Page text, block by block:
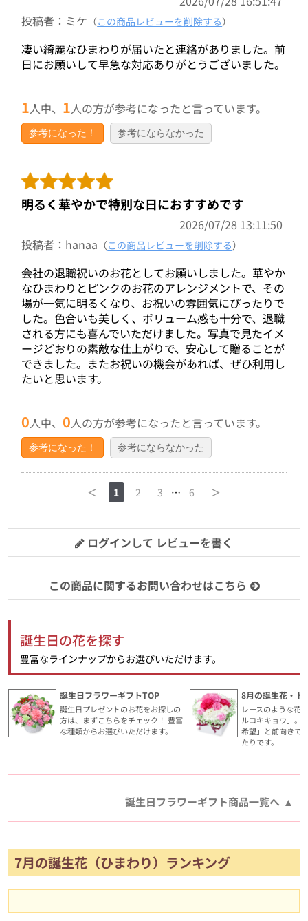
投稿者：ミケ （この商品レビューを削除する）
凄い綺麗なひまわりが届いたと連絡がありました。前
日にお願いして早急な対応ありがとうございました。
1人中、 1人の方が参考になったと言っています。
参考になった！ 参考にならなかった
明るく華やかで特別な日におすすめです
2026/07/28 13:11:50
投稿者：hanaa （この商品レビューを削除する）
会社の退職祝いのお花としてお願いしました。華やか
なひまわりとピンクのお花のアレンジメントで、その
場が一気に明るくなり、お祝いの雰囲気にぴったりで
した。色合いも美しく、ボリューム感も十分で、退職
される方にも喜んでいただけました。写真で見たイメ
ージどおりの素敵な仕上がりで、安心して贈ることが
できました。またお祝いの機会があれば、ぜひ利用し
たいと思います。
0人中、0人の方が参考になったと言っています。
参考になった！ 参考にならなかった
＜ 1 2 3 … 6 ＞
ログインして レビューを書く
この商品に関するお問い合わせはこちら
誕生日の花を探す
豊富なラインナップからお選びいただけます。
誕生日フラワーギフトTOP
誕生日プレゼントのお花をお探しの
方は、まずこちらをチェック！ 豊富
な種類からお選びいただけます。
8月の誕生花・ト
レースのような花
ルコキキョウ」。
希望」と前向きで
たりです。
誕生日フラワーギフト商品一覧へ
7月の誕生花（ひまわり）ランキング